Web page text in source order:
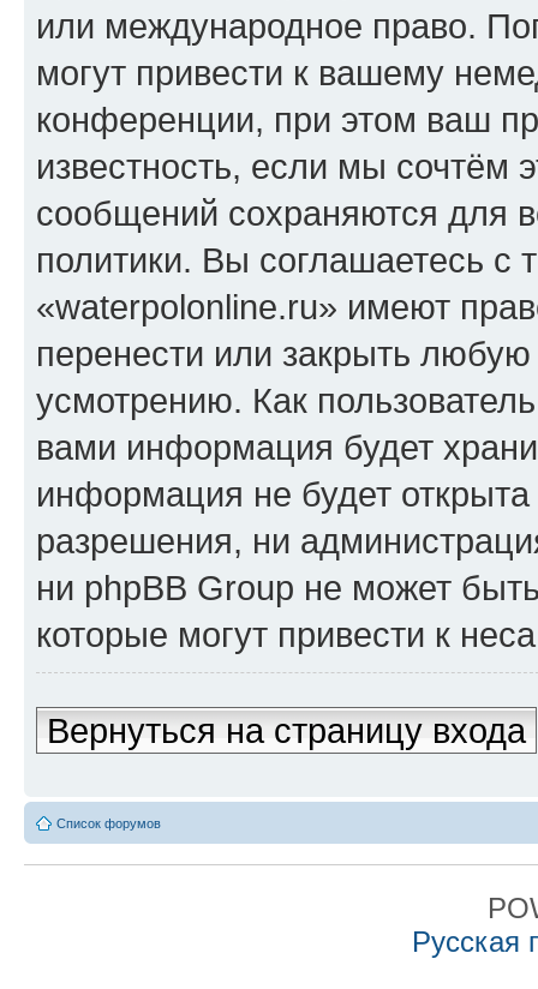
или международное право.
могут привести к вашему
конференции, при этом ваш
известность, если мы сочтём
сообщений сохраняются для
политики. Вы соглашаетесь
«waterpolonline.ru» имеют
перенести или закрыть
усмотрению. Как
вами информация будет
информация не будет
разрешения, ни
ни phpBB Group не может
которые могут привести к
Вернуться на страницу входа
Список форумов
Русская